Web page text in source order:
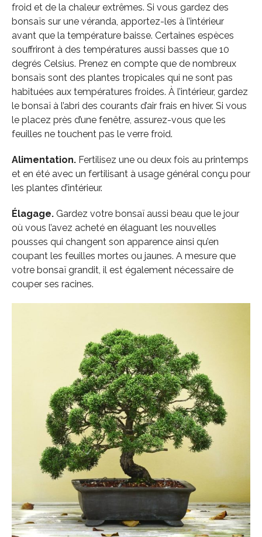
froid et de la chaleur extrêmes. Si vous gardez des
bonsaïs sur une véranda, apportez-les à l’intérieur
avant que la température baisse. Certaines espèces
souffriront à des températures aussi basses que 10
degrés Celsius. Prenez en compte que de nombreux
bonsaïs sont des plantes tropicales qui ne sont pas
habituées aux températures froides. À l’intérieur, gardez
le bonsaï à l’abri des courants d’air frais en hiver. Si vous
le placez près d’une fenêtre, assurez-vous que les
feuilles ne touchent pas le verre froid.
Alimentation.Fertilisez une ou deux fois au printemps
et en été avec un fertilisant à usage général conçu pour
les plantes d’intérieur.
Élagage.Gardez votre bonsaï aussi beau que le jour
où vous l’avez acheté en élaguant les nouvelles
pousses qui changent son apparence ainsi qu’en
coupant les feuilles mortes ou jaunes. A mesure que
votre bonsaï grandit, il est également nécessaire de
couper ses racines.